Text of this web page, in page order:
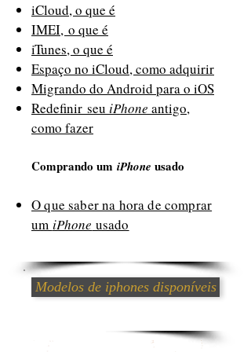
iCloud, o que é
IMEI, o que é
iTunes, o que é
Espaço no iCloud, como adquirir
Migrando do Android para o iOS
Redefinir seu iPhone antigo,
como fazer
Comprando um iPhone usado
O que saber na hora de comprar
um iPhone usado
Modelos de iphones disponíveis